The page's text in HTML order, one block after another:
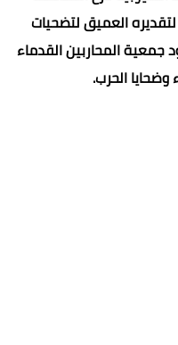
العميق لتضحيات
جمعية المحاربين القدماء
الحرب.